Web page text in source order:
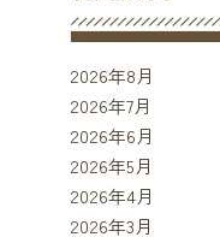
2026年8月
2026年7月
2026年6月
2026年5月
2026年4月
2026年3月